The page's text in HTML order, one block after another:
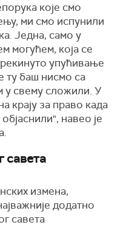
које смо
ми смо испунили
Једна, само у
могућем, која се
упућивање
ту баш нисмо са
у свему сложили. У
крају за право када
навео је
савета
измена,
додатно
савета